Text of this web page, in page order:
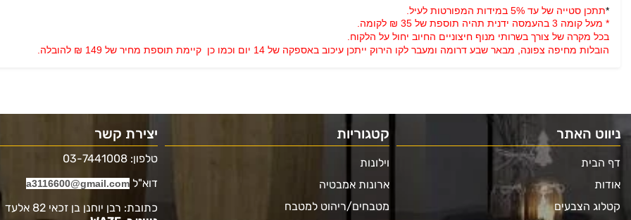
*תתכן סטייה של עד 5% במידות המפורטות לעיל.
* מעל קומה 3 בהעמסה ידנית תהיה תוספת של 35 ₪ לקומה.
בכל מקרה של צורך בשרותי מנוף חיצוניים החיוב יחול על הלקוח.
הובלות מחיפה צפונה, מבאר שבע דרומה ומעבר לקו הירוק ייתכן עיכוב באספקה של 14 יום וכמו כן קיימת תוספת מחיר של 149 ₪ להובלה.
ניווט האתר
דף הבית
אודות
קטלוג הצבעים
קטגוריות
וילונות
ארונות אמבטיה
מטבחים/ריהוט למטבח
יצירת קשר
טלפון: 03-7441008
דוא"ל a3116600@gmail.com
כתובת: רבן יוחנן בן זכאי 82 אלעד